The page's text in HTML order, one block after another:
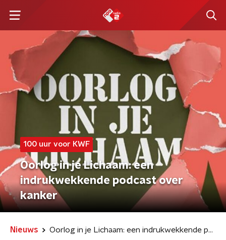
100 uur voor KWF
Oorlog in je Lichaam: een
indrukwekkende podcast over
kanker
Nieuws Oorlog in je Lichaam: een indrukwekkende podcast over kanker